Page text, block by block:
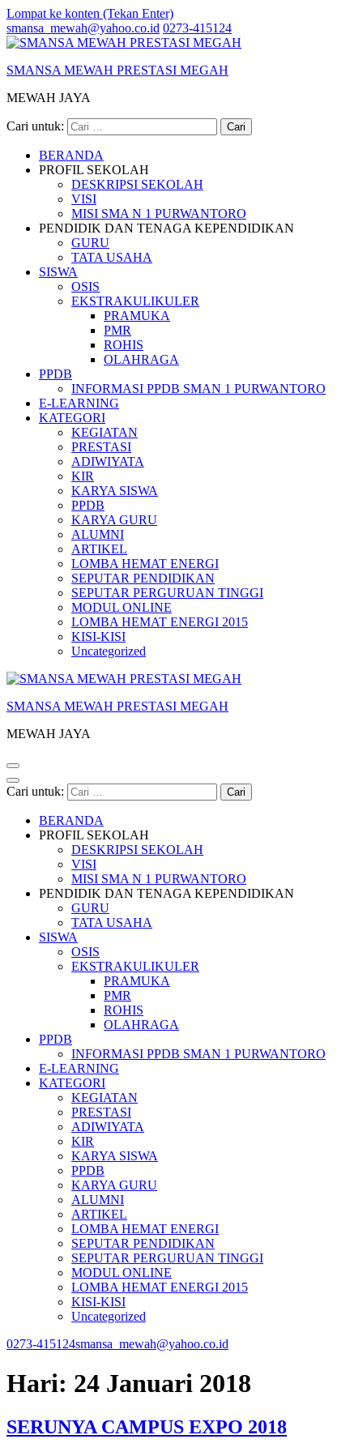
Lompat ke konten (Tekan Enter)
smansa_mewah@yahoo.co.id 0273-415124
SMANSA MEWAH PRESTASI MEGAH
MEWAH JAYA
Cari untuk:
BERANDA
PROFIL SEKOLAH
DESKRIPSI SEKOLAH
VISI
MISI SMA N 1 PURWANTORO
PENDIDIK DAN TENAGA KEPENDIDIKAN
GURU
TATA USAHA
SISWA
OSIS
EKSTRAKULIKULER
PRAMUKA
PMR
ROHIS
OLAHRAGA
PPDB
INFORMASI PPDB SMAN 1 PURWANTORO
E-LEARNING
KATEGORI
KEGIATAN
PRESTASI
ADIWIYATA
KIR
KARYA SISWA
PPDB
KARYA GURU
ALUMNI
ARTIKEL
LOMBA HEMAT ENERGI
SEPUTAR PENDIDIKAN
SEPUTAR PERGURUAN TINGGI
MODUL ONLINE
LOMBA HEMAT ENERGI 2015
KISI-KISI
Uncategorized
SMANSA MEWAH PRESTASI MEGAH
MEWAH JAYA
Cari untuk:
BERANDA
PROFIL SEKOLAH
DESKRIPSI SEKOLAH
VISI
MISI SMA N 1 PURWANTORO
PENDIDIK DAN TENAGA KEPENDIDIKAN
GURU
TATA USAHA
SISWA
OSIS
EKSTRAKULIKULER
PRAMUKA
PMR
ROHIS
OLAHRAGA
PPDB
INFORMASI PPDB SMAN 1 PURWANTORO
E-LEARNING
KATEGORI
KEGIATAN
PRESTASI
ADIWIYATA
KIR
KARYA SISWA
PPDB
KARYA GURU
ALUMNI
ARTIKEL
LOMBA HEMAT ENERGI
SEPUTAR PENDIDIKAN
SEPUTAR PERGURUAN TINGGI
MODUL ONLINE
LOMBA HEMAT ENERGI 2015
KISI-KISI
Uncategorized
0273-415124smansa_mewah@yahoo.co.id
Hari: 24 Januari 2018
SERUNYA CAMPUS EXPO 2018